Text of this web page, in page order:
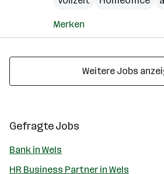
Merken
Weitere Jobs
Gefragte Jobs
Bank in Wels
HR Business Partner in Wels